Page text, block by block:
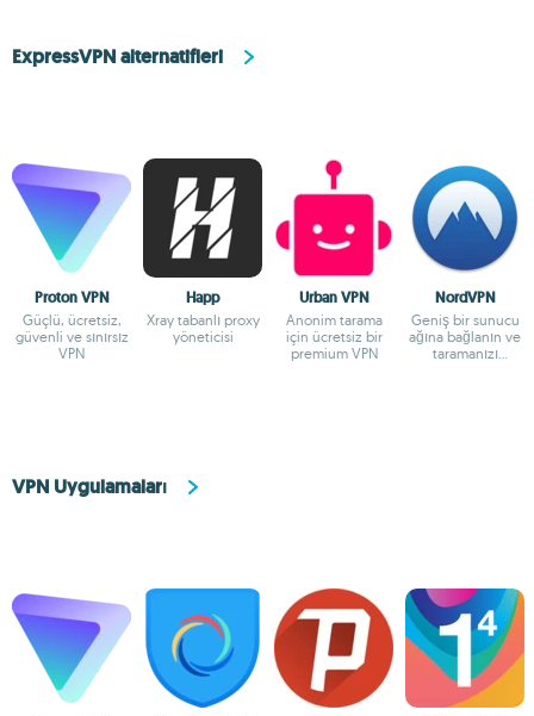
ExpressVPN alternatifleri
Proton VPN
Güçlü, ücretsiz,
güvenli ve sınırsız
VPN
Happ
Xray tabanlı proxy
yöneticisi
Urban VPN
Anonim tarama
için ücretsiz bir
premium VPN
NordVPN
Geniş bir sunucu
ağına bağlanın ve
taramanızı
VPN Uygulamaları